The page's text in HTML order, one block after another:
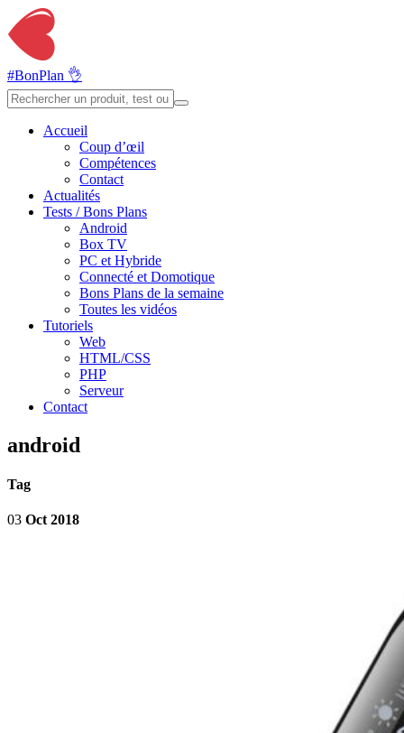
#BonPlan 👌
Accueil
Coup d’œil
Compétences
Contact
Actualités
Tests / Bons Plans
Android
Box TV
PC et Hybride
Connecté et Domotique
Bons Plans de la semaine
Toutes les vidéos
Tutoriels
Web
HTML/CSS
PHP
Serveur
Contact
android
Tag
03 Oct 2018